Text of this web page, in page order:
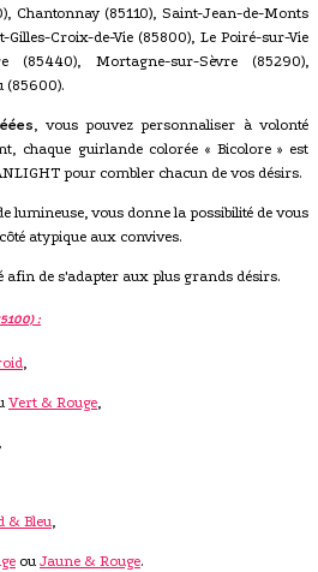
Chantonnay (85110), Saint-Jean-de-Monts
Gilles-Croix-de-Vie (85800), Le Poiré-sur-Vie
(85440), Mortagne-sur-Sèvre (85290),
(85600).
, vous pouvez personnaliser à volonté
chaque guirlande colorée « Bicolore » est
pour combler chacun de vos désirs.
lumineuse, vous donne la possibilité de vous
atypique aux convives.
afin de s'adapter aux plus grands désirs.
:
,
Vert & Rouge,
,
& Bleu,
ou Jaune & Rouge.